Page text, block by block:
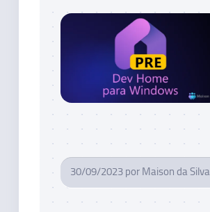
30/09/2023 por Maison da Silva